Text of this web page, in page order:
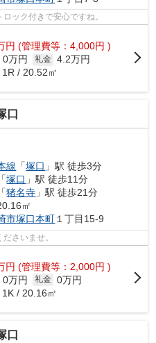
ック付きで安心ですね。
円 (管理費等：4,000円 )
0万円 礼金 4.2万円
1R / 20.52㎡
口
線 「塚口 」駅 徒歩3分
「塚口 」駅 徒歩11分
「猪名寺 」駅 徒歩21分
㎡
市塚口本町１丁目15-9
さいませ。
円 (管理費等：2,000円 )
0万円 礼金 0万円
1K / 20.16㎡
口